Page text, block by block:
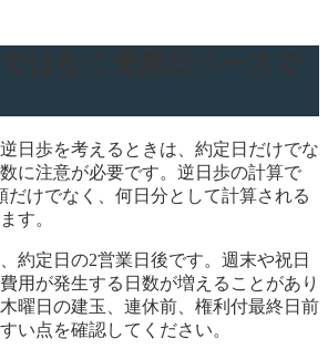
日歩を考えるときは、約定日だけでな
に注意が必要です。逆日歩の計算で
だけでなく、何日分として計算される
す。
約定日の2営業日後です。週末や祝日
用が発生する日数が増えることがあり
曜日の建玉、連休前、権利付最終日前
い点を確認してください。